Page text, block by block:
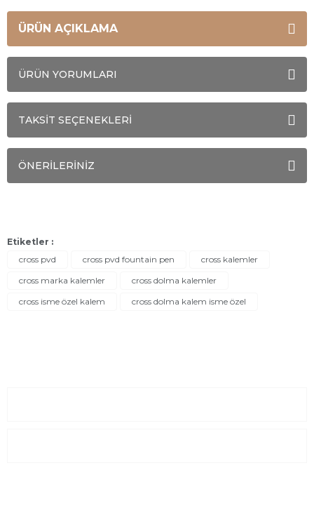
ÜRÜN AÇIKLAMA
ÜRÜN YORUMLARI
TAKSİT SEÇENEKLERİ
ÖNERİLERİNİZ
Etiketler :
cross pvd
cross pvd fountain pen
cross kalemler
cross marka kalemler
cross dolma kalemler
cross isme özel kalem
cross dolma kalem isme özel